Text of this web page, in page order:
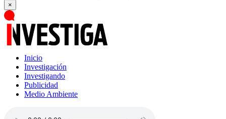
×
Inicio
Investigación
Investigando
Publicidad
Medio Ambiente